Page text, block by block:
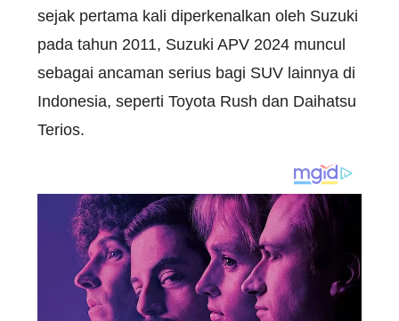
sejak pertama kali diperkenalkan oleh Suzuki
pada tahun 2011, Suzuki APV 2024 muncul
sebagai ancaman serius bagi SUV lainnya di
Indonesia, seperti Toyota Rush dan Daihatsu
Terios.